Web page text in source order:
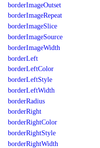
borderImageOutset
borderImageRepeat
borderImageSlice
borderImageSource
borderImageWidth
borderLeft
borderLeftColor
borderLeftStyle
borderLeftWidth
borderRadius
borderRight
borderRightColor
borderRightStyle
borderRightWidth